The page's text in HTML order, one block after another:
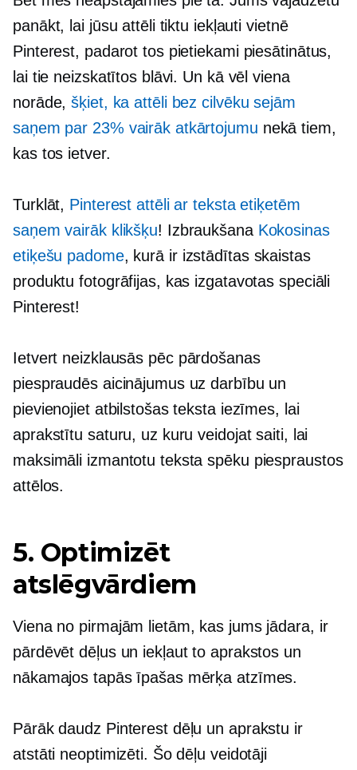
panākt, lai jūsu attēli tiktu iekļauti vietnē
Pinterest, padarot tos pietiekami piesātinātus,
lai tie neizskatītos blāvi. Un kā vēl viena
norāde,šķiet, ka attēli bez cilvēku sejām
saņem par 23% vairāk atkārtojumu nekā tiem,
kas tos ietver.
Turklāt, Pinterest attēli ar teksta etiķetēm
saņem vairāk klikšķu! Izbraukšana Kokosinas
etiķešu padome, kurā ir izstādītas skaistas
produktu fotogrāfijas, kas izgatavotas speciāli
Pinterest!
Ietvert neizklausās pēc pārdošanas
piespraudēs aicinājumus uz darbību un
pievienojiet atbilstošas ​​teksta iezīmes, lai
aprakstītu saturu, uz kuru veidojat saiti, lai
maksimāli izmantotu teksta spēku piespraustos
attēlos.
5. Optimizēt
atslēgvārdiem
Viena no pirmajām lietām, kas jums jādara, ir
pārdēvēt dēļus un iekļaut to aprakstos un
nākamajos tapās īpašas mērķa atzīmes.
Pārāk daudz Pinterest dēļu un aprakstu ir
atstāti neoptimizēti. Šo dēļu veidotāji